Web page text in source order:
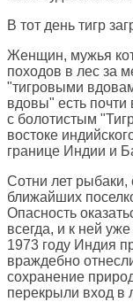
В тот день тигр
Женщин, мужья
походов в лес за
"тигровыми
вдовы" есть почти
с болотистым
востоке
границе Индии и
Сотни лет рыбаки,
ближайших
Опасность
всегда, и к ней
1973 году Индия
враждебно
сохранение
перекрыли вход в